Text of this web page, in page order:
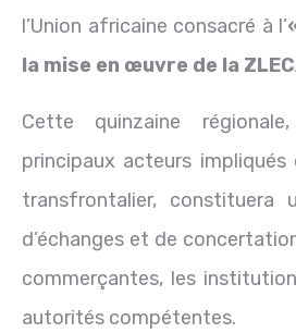
l’Union africaine consacré à l’
la mise en œuvre de la
Cette quinzaine
principaux acteurs impliqués
transfrontalier, constituera
d’échanges et de
commerçantes, les
autorités compétentes.